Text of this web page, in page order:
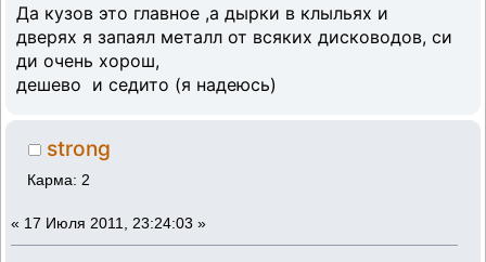
Да кузов это главное ,а дырки в клыльях и
дверях я запаял металл от всяких дисководов, си
ди очень хорош,
дешево и седито (я надеюсь)
strong
Карма: 2
« 17 Июля 2011, 23:24:03 »